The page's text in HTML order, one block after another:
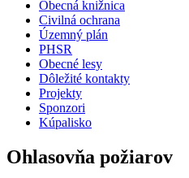
Obecná knižnica
Civilná ochrana
Územný plán
PHSR
Obecné lesy
Dôležité kontakty
Projekty
Sponzori
Kúpalisko
Ohlasovňa požiarov